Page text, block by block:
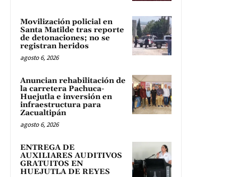
Movilización policial en
Santa Matilde tras reporte
de detonaciones; no se
registran heridos
agosto 6, 2026
Anuncian rehabilitación de
la carretera Pachuca-
Huejutla e inversión en
infraestructura para
Zacualtipán
agosto 6, 2026
ENTREGA DE
AUXILIARES AUDITIVOS
GRATUITOS EN
HUEJUTLA DE REYES